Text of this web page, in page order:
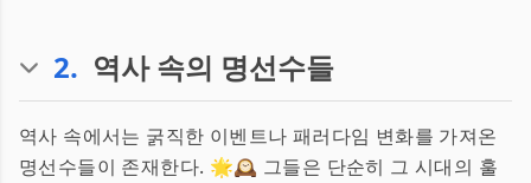
2. 역사 속의 명선수들
역사 속에서는 굵직한 이벤트나 패러다임 변화를 가져온
명선수들이 존재한다. 🌟🕰 그들은 단순히 그 시대의 훌